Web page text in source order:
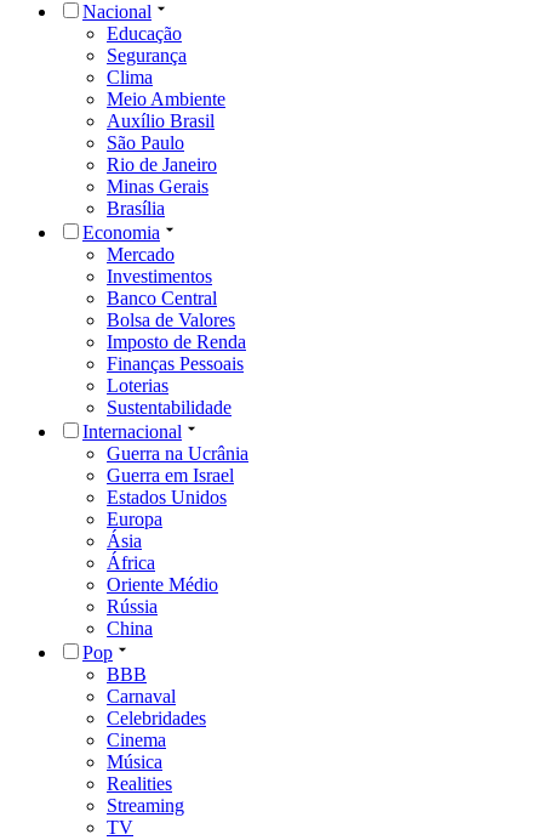
Nacional
Educação
Segurança
Clima
Meio Ambiente
Auxílio Brasil
São Paulo
Rio de Janeiro
Minas Gerais
Brasília
Economia
Mercado
Investimentos
Banco Central
Bolsa de Valores
Imposto de Renda
Finanças Pessoais
Loterias
Sustentabilidade
Internacional
Guerra na Ucrânia
Guerra em Israel
Estados Unidos
Europa
Ásia
África
Oriente Médio
Rússia
China
Pop
BBB
Carnaval
Celebridades
Cinema
Música
Realities
Streaming
TV